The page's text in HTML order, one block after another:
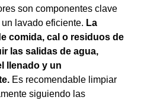
son componentes clave
lavado eficiente. La
comida, cal o residuos de
las salidas de agua,
llenado y un
Es recomendable limpiar
siguiendo las